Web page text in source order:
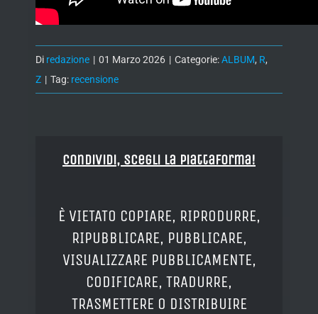
Di redazione | 01 Marzo 2026 | Categorie:ALBUM, R,
Z | Tag: recensione
Condividi, Scegli la piattaforma!
È VIETATO COPIARE, RIPRODURRE,
RIPUBBLICARE, PUBBLICARE,
VISUALIZZARE PUBBLICAMENTE,
CODIFICARE, TRADURRE,
TRASMETTERE O DISTRIBUIRE